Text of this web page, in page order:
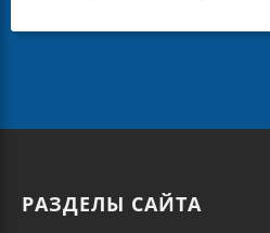
РАЗДЕЛЫ САЙТА